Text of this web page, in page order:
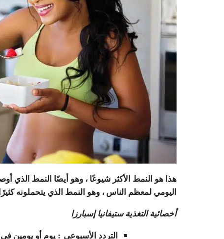
هذا هو النمط الأكثر شيوعًا ، وهو أيضًا النمط الذي
اليومي لمعظم الناس ، وهو النمط الذي يتحملونه
أخصائية التغذية ستيفانيا إسبارزا
التردد الأسبوعي